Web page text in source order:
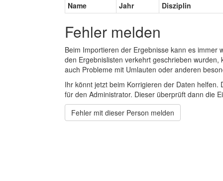
Name Jahr Disziplin
Fehler melden
Beim Importieren der Ergebnisse kann es
den Ergebnislisten verkehrt geschrieben
auch Probleme mit Umlauten oder anderen
Ihr könnt jetzt beim Korrigieren der Daten
für den Administrator. Dieser überprüft dann die
Fehler mit dieser Person melden